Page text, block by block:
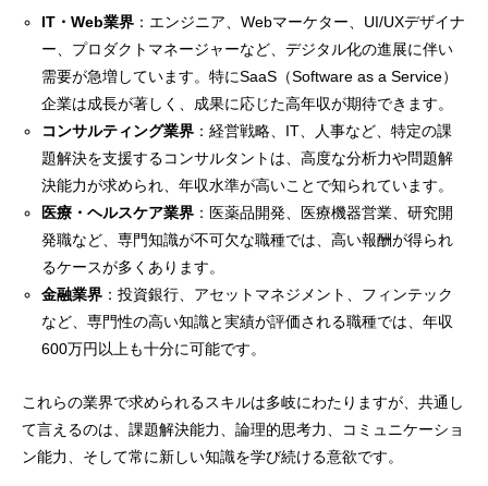
IT・Web業界 ：エンジニア、Webマーケター、UI/UXデザイナ
ー、プロダクトマネージャーなど、デジタル化の進展に伴い
需要が急増しています。特にSaaS（Software as a Service）
企業は成長が著しく、成果に応じた高年収が期待できます。
コンサルティング業界 ：経営戦略、IT、人事など、特定の課
題解決を支援するコンサルタントは、高度な分析力や問題解
決能力が求められ、年収水準が高いことで知られています。
医療・ヘルスケア業界 ：医薬品開発、医療機器営業、研究開
発職など、専門知識が不可欠な職種では、高い報酬が得られ
るケースが多くあります。
金融業界 ：投資銀行、アセットマネジメント、フィンテック
など、専門性の高い知識と実績が評価される職種では、年収
600万円以上も十分に可能です。
これらの業界で求められるスキルは多岐にわたりますが、共通し
て言えるのは、課題解決能力、論理的思考力、コミュニケーショ
ン能力、そして常に新しい知識を学び続ける意欲です。